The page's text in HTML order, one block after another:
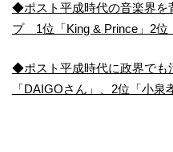
◆ポスト平成時代の音楽界を
プ 1位「King & Prince」2位
◆ポスト平成時代に政界で
「DAIGOさん」、2位「小泉